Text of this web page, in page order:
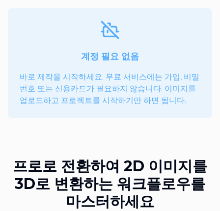
계정 필요 없음
바로 제작을 시작하세요. 무료 서비스에는 가입, 비밀
번호 또는 신용카드가 필요하지 않습니다. 이미지를
업로드하고 프로젝트를 시작하기만 하면 됩니다.
프로로 전환하여 2D 이미지를
3D로 변환하는 워크플로우를
마스터하세요